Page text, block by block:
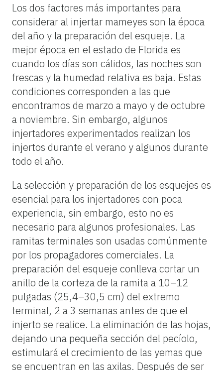
Los dos factores más importantes para
considerar al injertar mameyes son la época
del año y la preparación del esqueje. La
mejor época en el estado de Florida es
cuando los días son cálidos, las noches son
frescas y la humedad relativa es baja. Estas
condiciones corresponden a las que
encontramos de marzo a mayo y de octubre
a noviembre. Sin embargo, algunos
injertadores experimentados realizan los
injertos durante el verano y algunos durante
todo el año.
La selección y preparación de los esquejes es
esencial para los injertadores con poca
experiencia, sin embargo, esto no es
necesario para algunos profesionales. Las
ramitas terminales son usadas comúnmente
por los propagadores comerciales. La
preparación del esqueje conlleva cortar un
anillo de la corteza de la ramita a 10–12
pulgadas (25,4–30,5 cm) del extremo
terminal, 2 a 3 semanas antes de que el
injerto se realice. La eliminación de las hojas,
dejando una pequeña sección del pecíolo,
estimulará el crecimiento de las yemas que
se encuentran en las axilas. Después de ser